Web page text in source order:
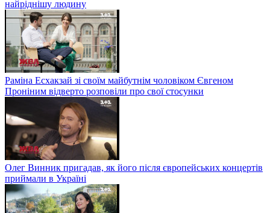
найріднішу людину
Раміна Есхакзай зі своїм майбутнім чоловіком Євгеном
Проніним відверто розповіли про свої стосунки
Олег Винник пригадав, як його після європейських концертів
приймали в Україні